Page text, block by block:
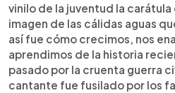
vinilo de la juventud la
imagen de las cálidas aguas
así fue cómo crecimos, nos
aprendimos de la historia
pasado por la cruenta guerra
cantante fue fusilado por los